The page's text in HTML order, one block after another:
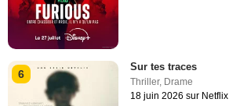
6
Sur tes traces
Thriller, Drame
18 juin 2026 sur Netflix